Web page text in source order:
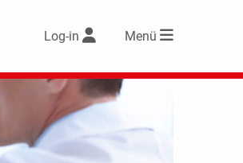
Log-in Menü